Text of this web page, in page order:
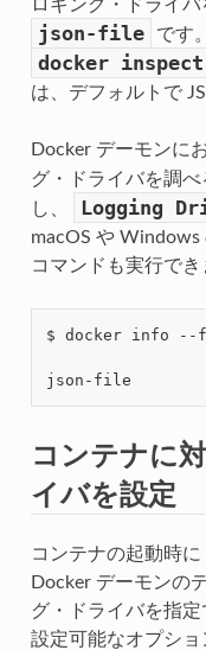
ロギング・ドライ
json-file です
docker inspect
は、デフォルトで
Docker デーモンに
グ・ドライバを調べ
し、
Logging
macOS や
コマンドも実行でき
$ docker info --
コンテナに
イバを設定
コンテナの起動時に
Docker デーモンの
グ・ドライバを指
設定可能なオプシ